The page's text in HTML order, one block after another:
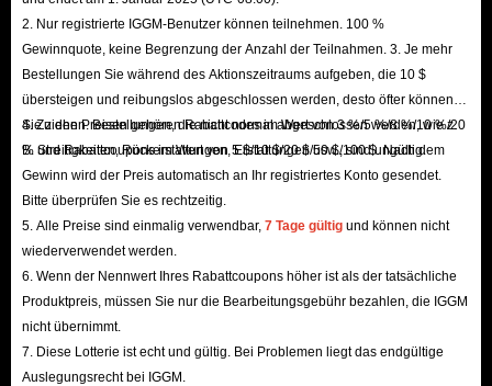
very first step on your journey toward Hall of Fame.
2. Nur registrierte IGGM-Benutzer können teilnehmen. 100 %
Gewinnquote, keine Begrenzung der Anzahl der Teilnahmen. 3. Je mehr
Bestellungen Sie während des Aktionszeitraums aufgeben, die 10 $
übersteigen und reibungslos abgeschlossen werden, desto öfter können
Sie ziehen. Bestellungen, die nicht normal abgeschlossen werden, wie z.
B. Streitigkeiten, Rückerstattungen, Erstattungen usw., sind ungültig.
4. Zu den Preisen gehören Rabattcodes im Wert von 3 %/5 %/8 %/10 %/20
% und Rabattcoupons im Wert von 5 $/10 $/20 $/50 $/100 $. Nach dem
Gewinn wird der Preis automatisch an Ihr registriertes Konto gesendet.
Bitte überprüfen Sie es rechtzeitig.
5. Alle Preise sind einmalig verwendbar, 7 Tage gültig und können nicht
wiederverwendet werden.
6. Wenn der Nennwert Ihres Rabattcoupons höher ist als der tatsächliche
Produktpreis, müssen Sie nur die Bearbeitungsgebühr bezahlen, die IGGM
nicht übernimmt.
7. Diese Lotterie ist echt und gültig. Bei Problemen liegt das endgültige
Auslegungsrecht bei IGGM.